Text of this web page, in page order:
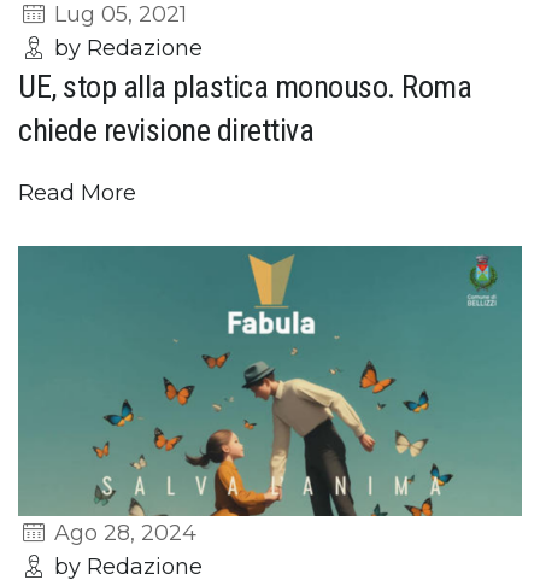
Lug 05, 2021
by Redazione
UE, stop alla plastica monouso. Roma
chiede revisione direttiva
Read More
Ago 28, 2024
by Redazione